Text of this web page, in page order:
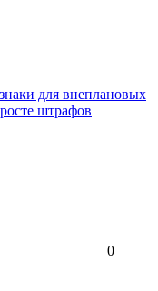
для внеплановых
штрафов
0